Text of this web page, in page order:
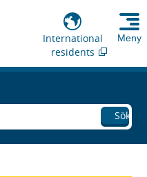
International
residents
Meny
Sök